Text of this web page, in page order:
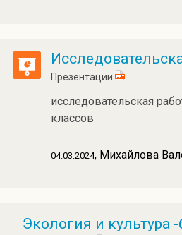
Презентации
исследовательская
классов
04.03.2024, Михайлова
Экология и культура